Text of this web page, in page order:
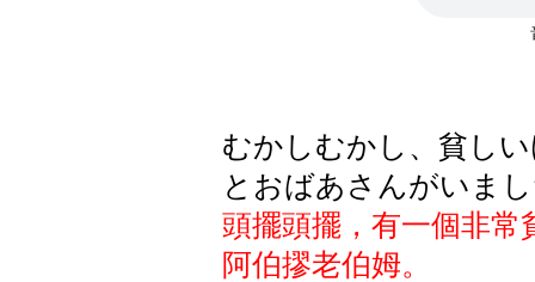
むかしむかし、貧し
とおばあさんがいま
頭擺頭擺，有一個非常
阿伯摎老伯姆。